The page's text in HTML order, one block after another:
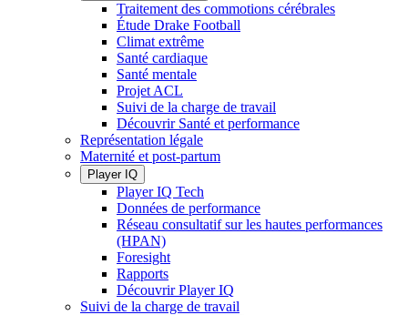
Traitement des commotions cérébrales
Étude Drake Football
Climat extrême
Santé cardiaque
Santé mentale
Projet ACL
Suivi de la charge de travail
Découvrir Santé et performance
Représentation légale
Maternité et post-partum
Player IQ
Player IQ Tech
Données de performance
Réseau consultatif sur les hautes performances
(HPAN)
Foresight
Rapports
Découvrir Player IQ
Suivi de la charge de travail